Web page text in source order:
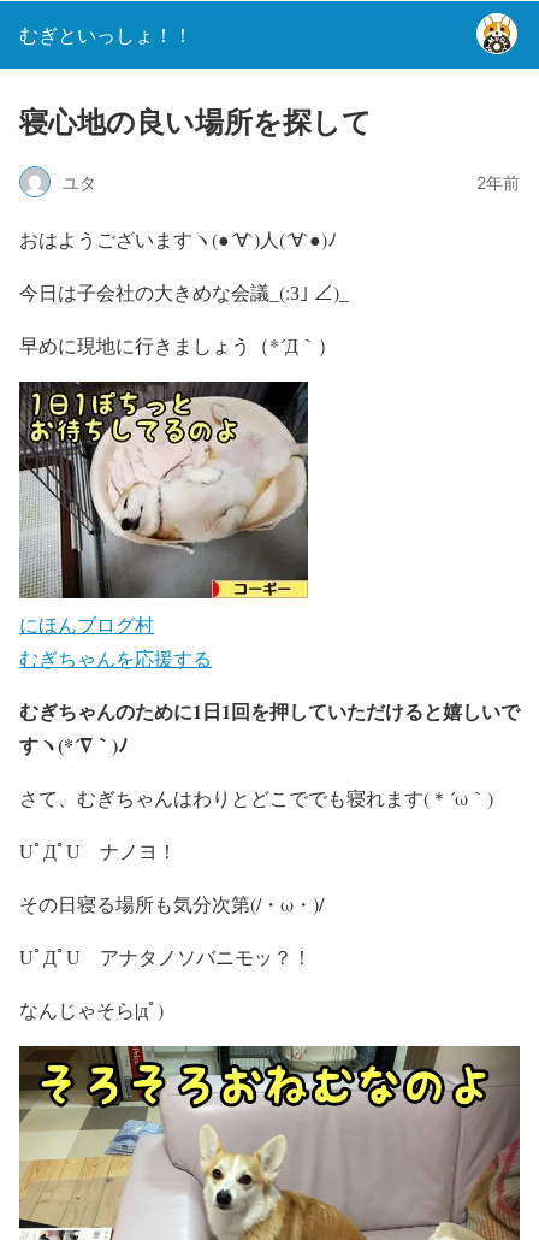
むぎといっしょ！！
寝心地の良い場所を探して
ユタ 2年前
おはようございますヽ(●´∀`)人(´∀`●)ﾉ
今日は子会社の大きめな会議_(:З｣ ∠)_
早めに現地に行きましょう（*´Д｀）
にほんブログ村
むぎちゃんを応援する
むぎちゃんのために1日1回を押していただけると嬉しいで
すヽ(*´∇｀)ﾉ
さて、むぎちゃんはわりとどこででも寝れます(＊´ω｀)
UﾟДﾟU ナノヨ！
その日寝る場所も気分次第(/・ω・)/
UﾟДﾟU アナタノソバニモッ？！
なんじゃそら|дﾟ)